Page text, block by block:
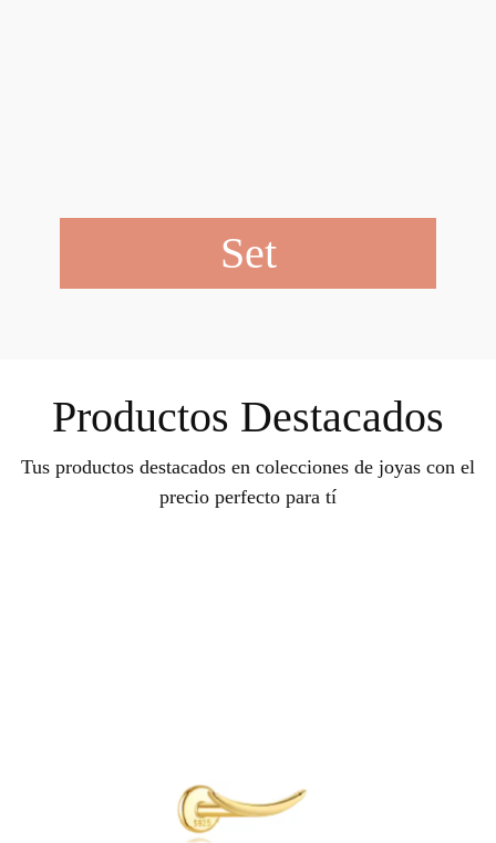
Set
Productos Destacados
Tus productos destacados en colecciones de joyas con el
precio perfecto para tí